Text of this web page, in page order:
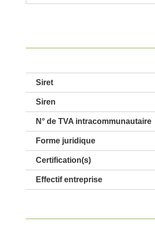
Siret
Siren
N° de TVA intracommunautaire
Forme juridique
Certification(s)
Effectif entreprise